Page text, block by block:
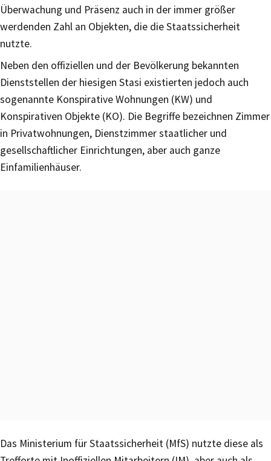
Überwachung und Präsenz auch in der immer größer
werdenden Zahl an Objekten, die die Staatssicherheit
nutzte.
Neben den offiziellen und der Bevölkerung bekannten
Dienststellen der hiesigen Stasi existierten jedoch auch
sogenannte Konspirative Wohnungen (KW) und
Konspirativen Objekte (KO). Die Begriffe bezeichnen Zimmer
in Privatwohnungen, Dienstzimmer staatlicher und
gesellschaftlicher Einrichtungen, aber auch ganze
Einfamilienhäuser.
Das Ministerium für Staatssicherheit (MfS) nutzte diese als